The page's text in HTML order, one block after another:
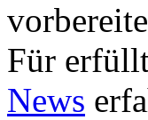
Für
News